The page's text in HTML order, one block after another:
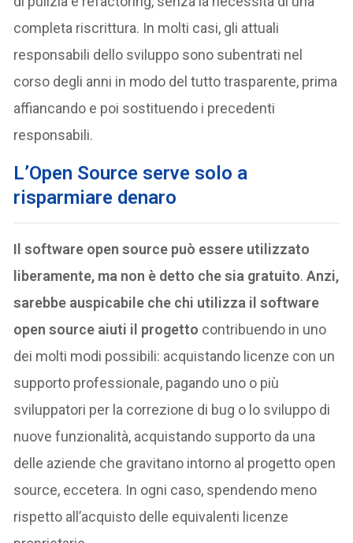
completa riscrittura. In molti casi, gli attuali
responsabili dello sviluppo sono subentrati nel
corso degli anni in modo del tutto trasparente, prima
affiancando e poi sostituendo i precedenti
responsabili.
L’Open Source serve solo a
risparmiare denaro
Il software open source può essere utilizzato
liberamente, ma non è detto che sia gratuito.Anzi,
sarebbe auspicabile che chi utilizza il software
open source aiuti il progetto contribuendo in uno
dei molti modi possibili: acquistando licenze con un
supporto professionale, pagando uno o più
sviluppatori per la correzione di bug o lo sviluppo di
nuove funzionalità, acquistando supporto da una
delle aziende che gravitano intorno al progetto open
source, eccetera. In ogni caso, spendendo meno
rispetto all’acquisto delle equivalenti licenze